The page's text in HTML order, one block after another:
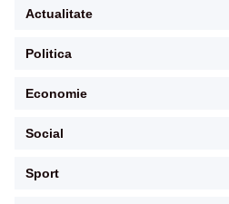
Actualitate
Politica
Economie
Social
Sport